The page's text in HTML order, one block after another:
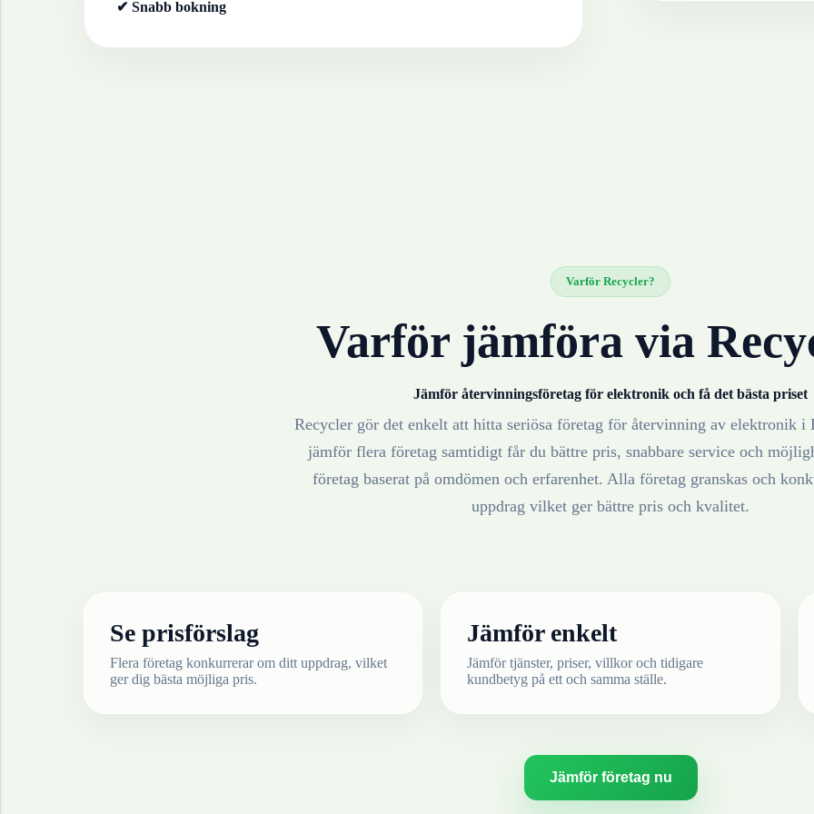
✔ Snabb bokning
Varför Recycler?
Varför jämföra via
Jämför återvinningsföretag för elektronik och få det bästa priset
Recycler gör det enkelt att hitta seriösa företag för återvinning av elektroniki
jämför flera företag samtidigt får du bättre pris, snabbare service och
företag baserat på omdömen och erfarenhet. Alla företag granskas och
uppdrag vilket ger bättre pris och kvalitet.
Se prisförslag
Flera företag konkurrerar om ditt uppdrag, vilket
ger dig bästa möjliga pris.
Jämför enkelt
Jämför tjänster, priser, villkor och tidigare
kundbetyg på ett och samma ställe.
Jämför företag nu